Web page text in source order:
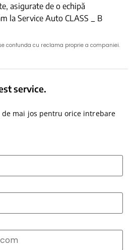
asigurate de o echipă
la Service Auto CLASS _ B
confunda cu reclama proprie a companiei.
service.
mai jos pentru orice intrebare